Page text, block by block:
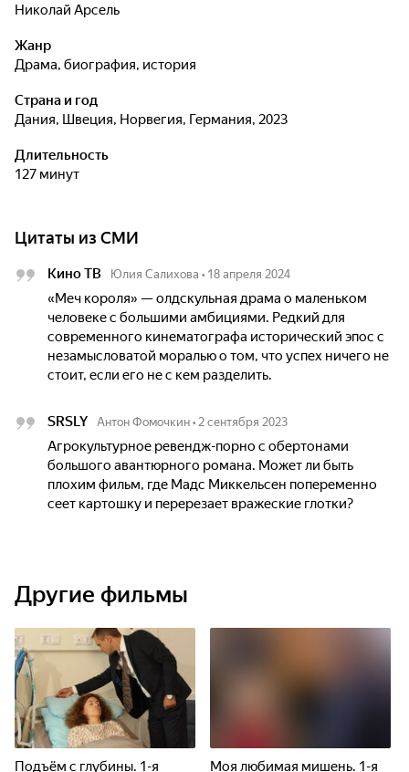
Николай Арсель
Жанр
драма, биография, история
Страна и год
Дания, Швеция, Норвегия, Германия, 2023
Длительность
127 минут
Цитаты из СМИ
Кино ТВ Юлия Салихова • 18 апреля 2024
«Меч короля» — олдскульная драма о маленьком
человеке с большими амбициями. Редкий для
современного кинематографа исторический эпос с
незамысловатой моралью о том, что успех ничего не
стоит, если его не с кем разделить.
SRSLY Антон Фомочкин • 2 сентября 2023
Агрокультурное ревендж-порно с обертонами
большого авантюрного романа. Может ли быть
плохим фильм, где Мадс Миккельсен попеременно
сеет картошку и перерезает вражеские глотки?
Другие фильмы
Подъём с глубины. 1-я Моя любимая мишень. 1-я